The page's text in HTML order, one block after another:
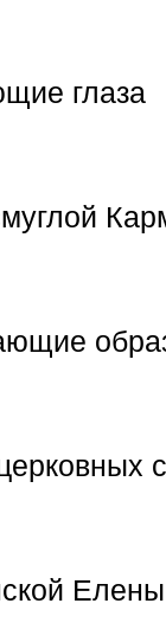
глаза
Елены